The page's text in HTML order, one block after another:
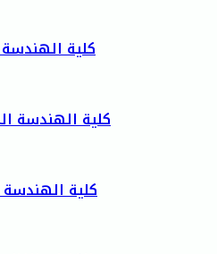
كلية الهندسة
كلية الهندسة
كلية الهندسة